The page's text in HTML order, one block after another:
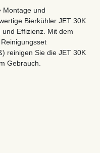
Montage und
Bierkühler JET 30K
Effizienz. Mit dem
reinigen Sie die JET 30K
Gebrauch.